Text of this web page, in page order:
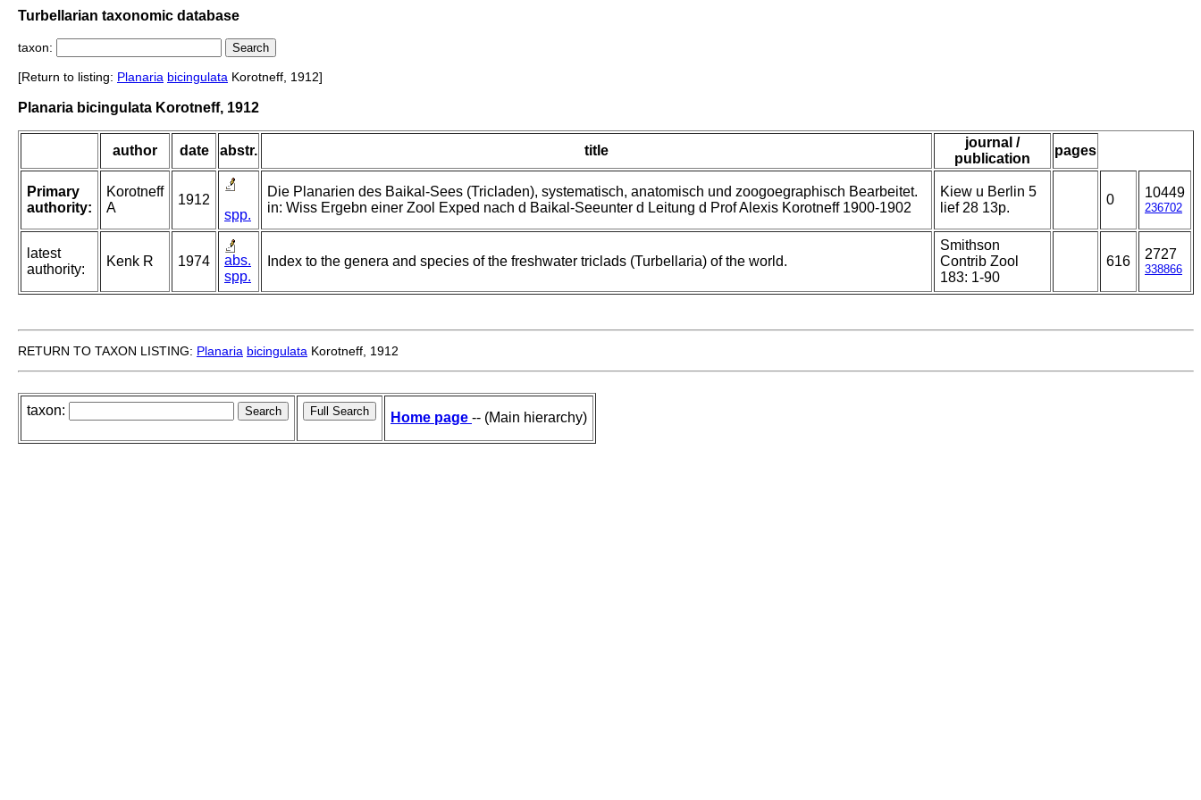
Turbellarian taxonomic database
taxon:
[Return to listing: Planaria bicingulata Korotneff, 1912]
Planaria bicingulata Korotneff, 1912
author date abstr. title
journal /
publication
pages
Primary
authority:
Korotneff
A
1912
spp.
Die Planarien des Baikal-Sees (Tricladen), systematisch, anatomisch und zoogoegraphisch Bearbeitet.
in: Wiss Ergebn einer Zool Exped nach d Baikal-Seeunter d Leitung d Prof Alexis Korotneff 1900-1902
Kiew u Berlin 5
lief 28 13p.
0 10449
236702
latest
authority:
Kenk R 1974
abs.
spp.
Index to the genera and species of the freshwater triclads (Turbellaria) of the world.
Smithson
Contrib Zool
183: 1-90
616 2727
338866
RETURN TO TAXON LISTING: Planaria bicingulata Korotneff, 1912
taxon: Home page -- (Main hierarchy)